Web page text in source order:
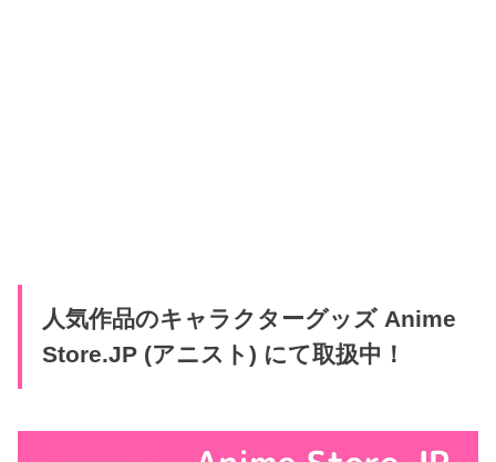
人気作品のキャラクターグッズ Anime
Store.JP (アニスト) にて取扱中！